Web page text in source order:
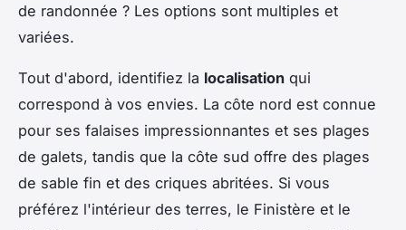
de randonnée ? Les options sont multiples et
variées.
Tout d'abord, identifiez la localisation qui
correspond à vos envies. La côte nord est connue
pour ses falaises impressionnantes et ses plages
de galets, tandis que la côte sud offre des plages
de sable fin et des criques abritées. Si vous
préférez l'intérieur des terres, le Finistère et le